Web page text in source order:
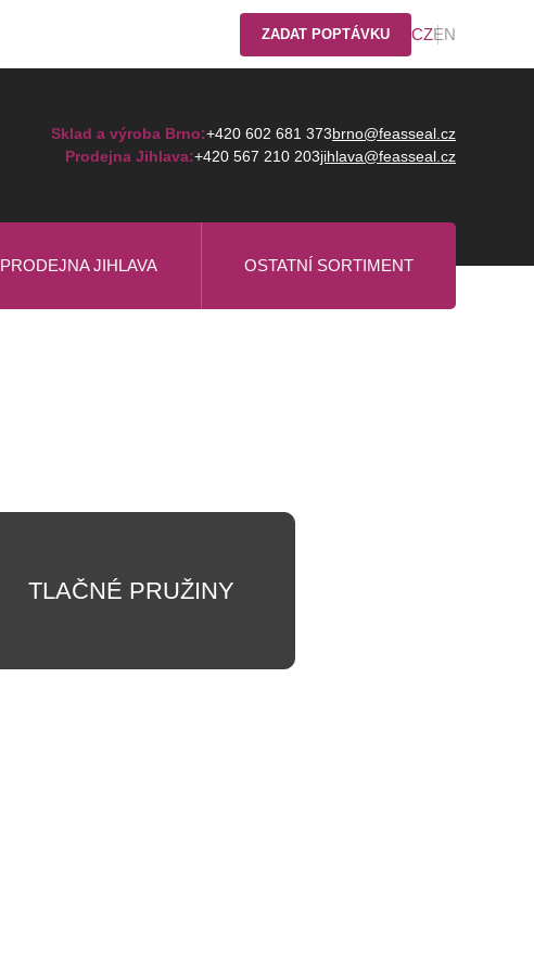
ZADAT POPTÁVKU CZEN
Sklad a výroba Brno:+420 602 681 373brno@feasseal.cz
Prodejna Jihlava:+420 567 210 203jihlava@feasseal.cz
PRODEJNA JIHLAVA OSTATNÍ SORTIMENT
TLAČNÉ PRUŽINY